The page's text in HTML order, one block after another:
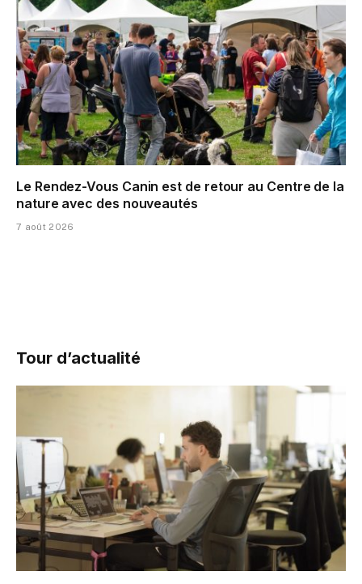
Le Rendez-Vous Canin est de retour au Centre de la
nature avec des nouveautés
7 août 2026
Tour d’actualité